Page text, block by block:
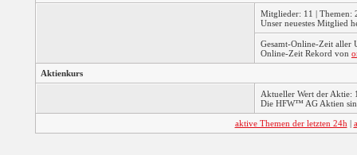
Mitglieder: 11 | Themen:
Unser neuestes Mitglied
Gesamt-Online-Zeit aller
Online-Zeit Rekord von
Aktienkurs
Aktueller Wert der Aktie:
Die HFW™ AG Aktien
aktive Themen der letzten 24h |